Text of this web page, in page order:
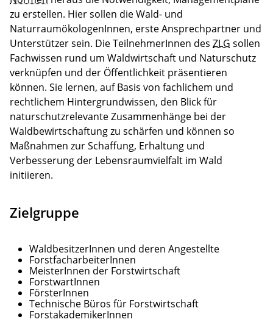
zu erstellen. Hier sollen die Wald- und
NaturraumökologenInnen, erste Ansprechpartner und
Unterstützer sein. Die TeilnehmerInnen des ZLG sollen
Fachwissen rund um Waldwirtschaft und Naturschutz
verknüpfen und der Öffentlichkeit präsentieren
können. Sie lernen, auf Basis von fachlichem und
rechtlichem Hintergrundwissen, den Blick für
naturschutzrelevante Zusammenhänge bei der
Waldbewirtschaftung zu schärfen und können so
Maßnahmen zur Schaffung, Erhaltung und
Verbesserung der Lebensraumvielfalt im Wald
initiieren.
Zielgruppe
WaldbesitzerInnen und deren Angestellte
ForstfacharbeiterInnen
MeisterInnen der Forstwirtschaft
ForstwartInnen
FörsterInnen
Technische Büros für Forstwirtschaft
ForstakademikerInnen